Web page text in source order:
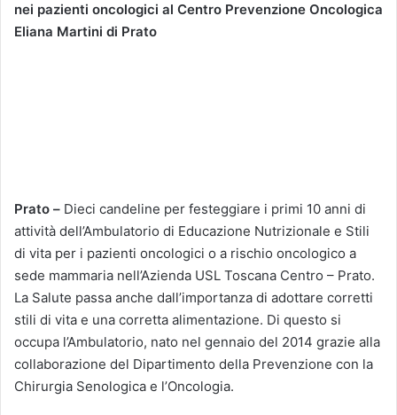
nei pazienti oncologici al Centro Prevenzione Oncologica
Eliana Martini di Prato
Prato – Dieci candeline per festeggiare i primi 10 anni di
attività dell’Ambulatorio di Educazione Nutrizionale e Stili
di vita per i pazienti oncologici o a rischio oncologico a
sede mammaria nell’Azienda USL Toscana Centro – Prato.
La Salute passa anche dall’importanza di adottare corretti
stili di vita e una corretta alimentazione. Di questo si
occupa l’Ambulatorio, nato nel gennaio del 2014 grazie alla
collaborazione del Dipartimento della Prevenzione con la
Chirurgia Senologica e l’Oncologia.